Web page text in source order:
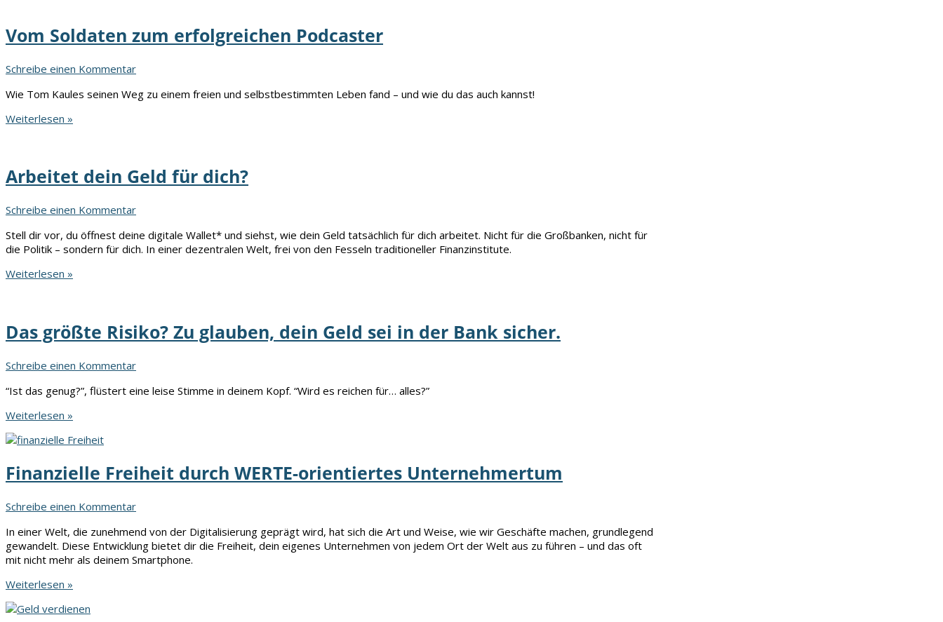
nicht
einmal
Wasser
kaufen.
Vom Soldaten zum erfolgreichen Podcaster
Schreibe einen Kommentar
Wie Tom Kaules seinen Weg zu einem freien und selbstbestimmten Leben fand – und wie du das auch kannst!
Vom
Podcaster
Weiterlesen »
Arbeitet dein Geld für dich?
Schreibe einen Kommentar
Stell dir vor, du öffnest deine digitale Wallet* und siehst, wie dein Geld tatsächlich für dich arbeitet. Nicht für die Großbanken, nicht für
die Politik – sondern für dich. In einer dezentralen Welt, frei von den Fesseln traditioneller Finanzinstitute.
Arbeitet
dich?
Weiterlesen »
Das größte Risiko? Zu glauben, dein Geld sei in der Bank sicher.
Schreibe einen Kommentar
“Ist das genug?”, flüstert eine leise Stimme in deinem Kopf. “Wird es reichen für… alles?”
Das
Risiko?
glauben,
dein
sei
in
der
Bank
sicher.
Weiterlesen »
Finanzielle Freiheit durch WERTE-orientiertes Unternehmertum
Schreibe einen Kommentar
In einer Welt, die zunehmend von der Digitalisierung geprägt wird, hat sich die Art und Weise, wie wir Geschäfte machen, grundlegend
gewandelt. Diese Entwicklung bietet dir die Freiheit, dein eigenes Unternehmen von jedem Ort der Welt aus zu führen – und das oft
mit nicht mehr als deinem Smartphone.
Finanzielle
durch
Weiterlesen »